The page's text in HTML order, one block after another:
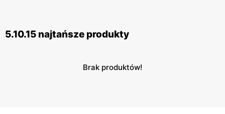
5.10.15 najtańsze produkty
Brak produktów!